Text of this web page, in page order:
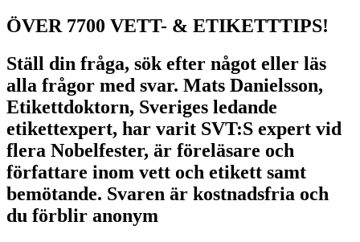
ÖVER 7700 VETT- & ETIKETTTIPS!
Ställ din fråga, sök efter något eller läs
alla frågor med svar. Mats Danielsson,
Etikettdoktorn, Sveriges ledande
etikettexpert, har varit SVT:S expert vid
flera Nobelfester, är föreläsare och
författare inom vett och etikett samt
bemötande. Svaren är kostnadsfria och
du förblir anonym